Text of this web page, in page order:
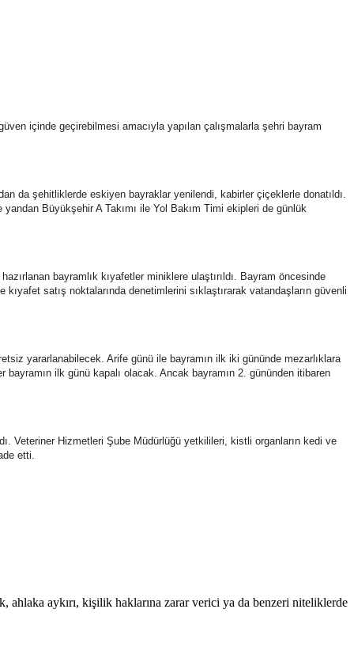
içinde geçirebilmesi amacıyla yapılan çalışmalarla şehri bayram
da şehitliklerde eskiyen bayraklar yenilendi, kabirler çiçeklerle donatıldı.
Büyükşehir A Takımı ile Yol Bakım Timi ekipleri de günlük
bayramlık kıyafetler miniklere ulaştırıldı. Bayram öncesinde
satış noktalarında denetimlerini sıklaştırarak vatandaşların güvenli
yararlanabilecek. Arife günü ile bayramın ilk iki gününde mezarlıklara
ilk günü kapalı olacak. Ancak bayramın 2. gününden itibaren
Veteriner Hizmetleri Şube Müdürlüğü yetkilileri, kistli organların kedi ve
etti.
ahlaka aykırı, kişilik haklarına zarar verici ya da benzeri niteliklerde